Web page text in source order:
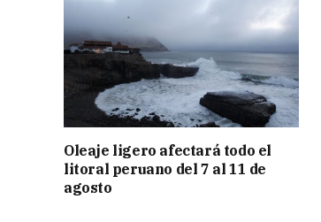
Oleaje ligero afectará todo el
litoral peruano del 7 al 11 de
agosto